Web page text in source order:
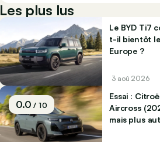
Les plus lus
Le BYD Ti7
t-il bientôt
Europe ?
3 aoû 2026
0.0/ 10
Essai :
Aircross
mais plus